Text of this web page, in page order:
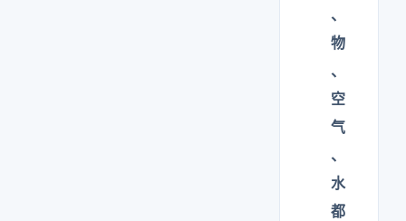
、
物
、
空
气
、
水
都